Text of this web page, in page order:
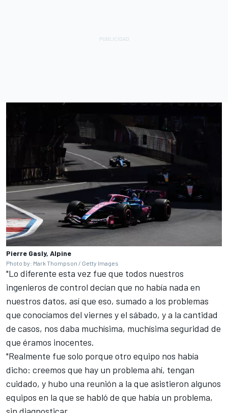
Pierre Gasly, Alpine
Photo by: Mark Thompson / Getty Images
"Lo diferente esta vez fue que todos nuestros
ingenieros de control decían que no había nada en
nuestros datos, así que eso, sumado a los problemas
que conocíamos del viernes y el sábado, y a la cantidad
de casos, nos daba muchísima, muchísima seguridad de
que éramos inocentes.
"Realmente fue solo porque otro equipo nos había
dicho: creemos que hay un problema ahí, tengan
cuidado, y hubo una reunión a la que asistieron algunos
equipos en la que se habló de que había un problema,